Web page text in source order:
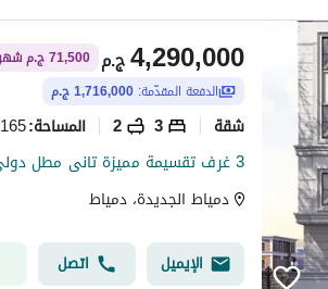
ج.م4,290,000
71,500 ج.م شهريًا / 3 سنوات
الدفعة المقدّمة: 1,716,000 ج.م
شقة 3
2 المساحة:165 متر مربع
دمياط الجديدة، دمياط
الإيميل اتصل